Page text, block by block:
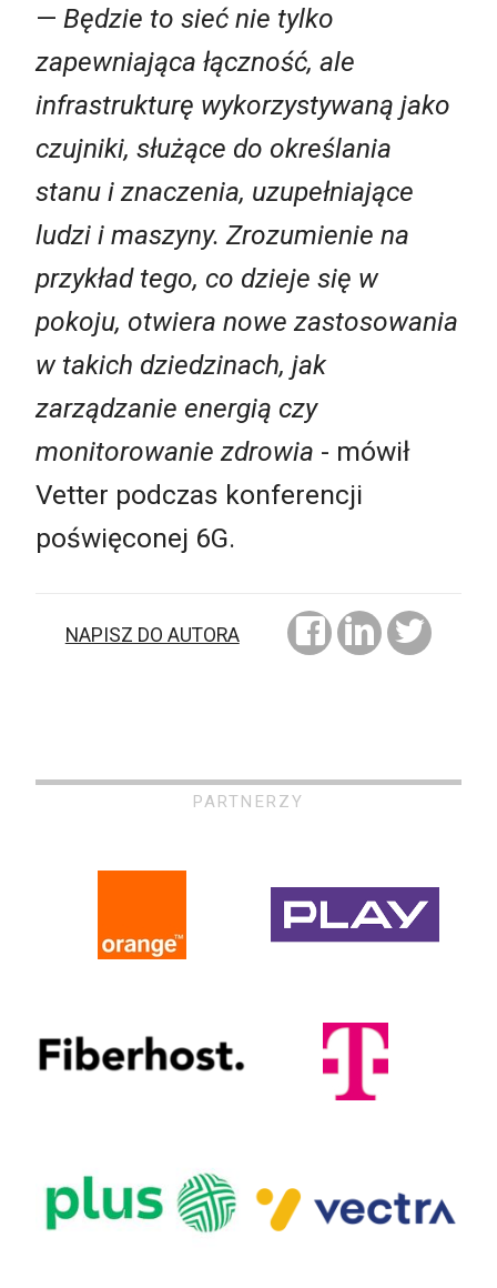
— Będzie to sieć nie tylko
zapewniająca łączność, ale
infrastrukturę wykorzystywaną jako
czujniki, służące do określania
stanu i znaczenia, uzupełniające
ludzi i maszyny. Zrozumienie na
przykład tego, co dzieje się w
pokoju, otwiera nowe zastosowania
w takich dziedzinach, jak
zarządzanie energią czy
monitorowanie zdrowia - mówił
Vetter podczas konferencji
poświęconej 6G.
NAPISZ DO AUTORA
PARTNERZY